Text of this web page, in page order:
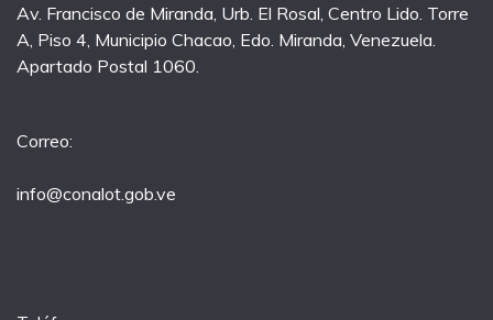
Av. Francisco de Miranda, Urb. El Rosal, Centro Lido. Torre
A, Piso 4, Municipio Chacao, Edo. Miranda, Venezuela.
Apartado Postal 1060.
Correo:
info@conalot.gob.ve